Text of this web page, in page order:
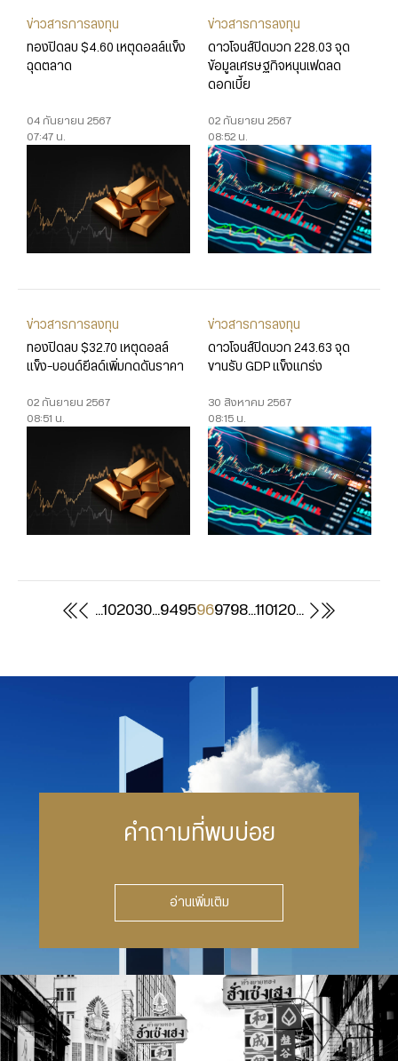
ข่าวสารการลงทุน
ทองปิดลบ $4.60 เหตุดอลล์แข็ง
ฉุดตลาด
04 กันยายน 2567
07:47 น.
ข่าวสารการลงทุน
ดาวโจนส์ปิดบวก 228.03 จุด
ข้อมูลเศรษฐกิจหนุนเฟดลด
ดอกเบี้ย
02 กันยายน 2567
08:52 น.
ข่าวสารการลงทุน
ทองปิดลบ $32.70 เหตุดอลล์
แข็ง-บอนด์ยีลด์เพิ่มกดดันราคา
02 กันยายน 2567
08:51 น.
ข่าวสารการลงทุน
ดาวโจนส์ปิดบวก 243.63 จุด
ขานรับ GDP แข็งแกร่ง
30 สิงหาคม 2567
08:15 น.
...102030...9495969798...110120...
คำถามที่พบบ่อย
อ่านเพิ่มเติม